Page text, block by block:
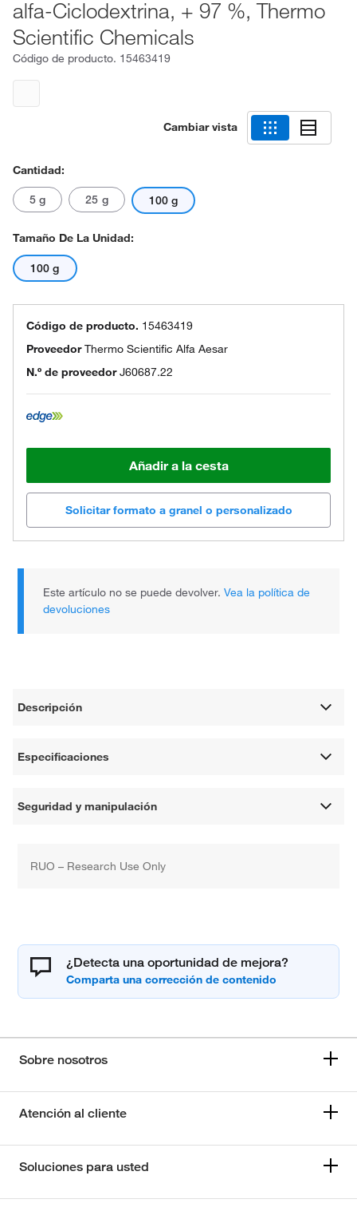
alfa-Ciclodextrina, + 97 %, Thermo
Scientific Chemicals
Código de producto. 15463419
Cambiar vista
Cantidad:
5 g 25 g 100 g
Tamaño De La Unidad:
100 g
Código de producto. 15463419
ProveedorThermo Scientific Alfa Aesar
N.º de proveedor J60687.22
Añadir a la cesta
Solicitar formato a granel o personalizado
Este artículo no se puede devolver.Vea la política de
devoluciones
Descripción
Especificaciones
Seguridad y manipulación
RUO – Research Use Only
¿Detecta una oportunidad de mejora?
Sobre nosotros
Atención al cliente
Soluciones para usted